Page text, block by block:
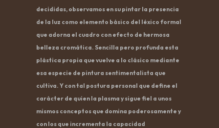
decididas, observamos en su pintar la presencia
de la luz como elemento básico del léxico formal
que adorna el cuadro con efecto de hermosa
belleza cromática. Sencilla pero profunda esta
plástica propia que vuelve a lo clásico mediante
esa especie de pintura sentimentalista que
cultiva. Y con tal postura personal que define el
carácter de quien la plasma y sigue fiel a unos
mismos conceptos que domina poderosamente y
con los que incrementa la capacidad